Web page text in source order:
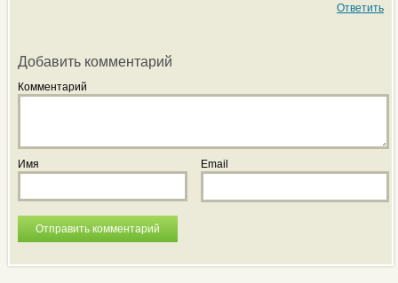
Ответить
Добавить комментарий
Комментарий
Имя Email